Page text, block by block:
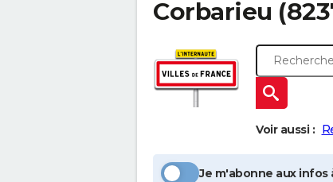
Corbarieu
Voir aussi :
Je m'abonne aux infos